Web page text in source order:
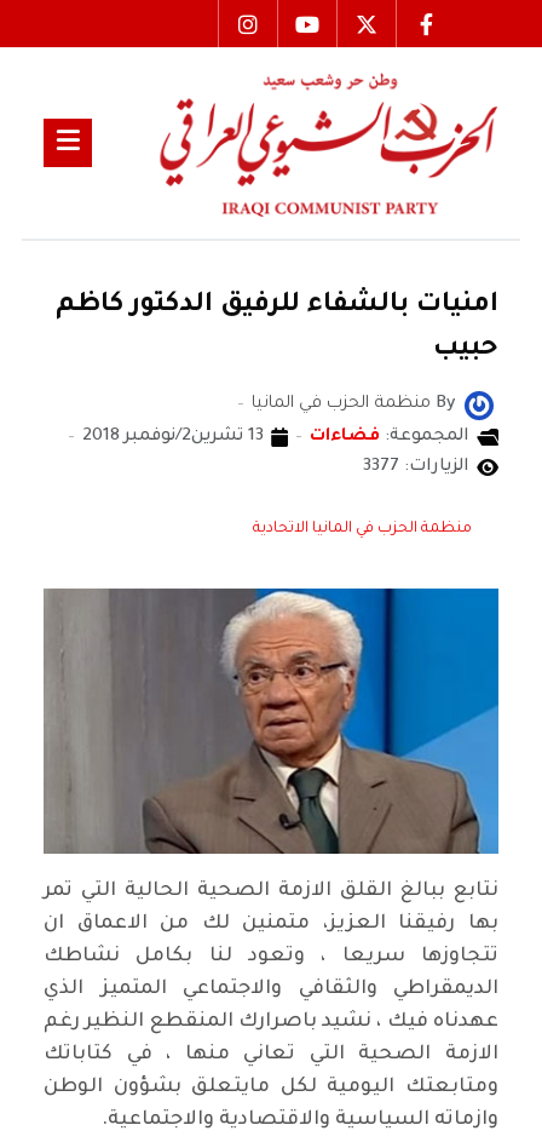
امنيات بالشفاء للرفيق الدكتور كاظم
حبيب
By منظمة الحزب في المانيا
المجموعة: فضاءات
13 تشرين2/نوفمبر 2018
الزيارات: 3377
منظمة الحزب في المانيا الاتحادية
نتابع ببالغ القلق الازمة الصحية الحالية التي تمر
بها رفيقنا العزيز، متمنين لك من الاعماق ان
تتجاوزها سريعا ، وتعود لنا بكامل نشاطك
الديمقراطي والثقافي والاجتماعي المتميز الذي
عهدناه فيك ، نشيد باصرارك المنقطع النظير رغم
الازمة الصحية التي تعاني منها ، في كتاباتك
ومتابعتك اليومية لكل مايتعلق بشؤون الوطن
وازماته السياسية والاقتصادية والاجتماعية.